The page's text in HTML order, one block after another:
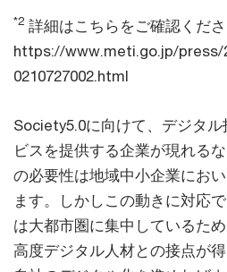
*2 詳細はこちらをご確認くださ
https://www.meti.go.jp/press/
0210727002.html
Society5.0に向けて、デジタ
ビスを提供する企業が現れる
の必要性は地域中小企業にお
ます。しかしこの動きに対応
は大都市圏に集中しているた
高度デジタル人材との接点が